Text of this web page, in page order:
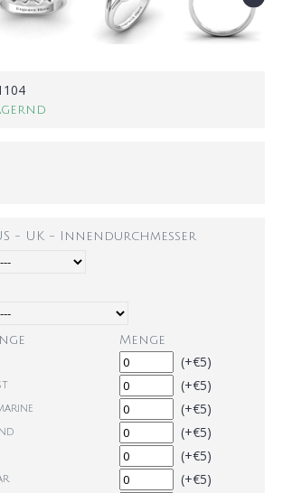
- UK - Innendurchmesser
Menge
(+€5)
(+€5)
(+€5)
(+€5)
(+€5)
(+€5)